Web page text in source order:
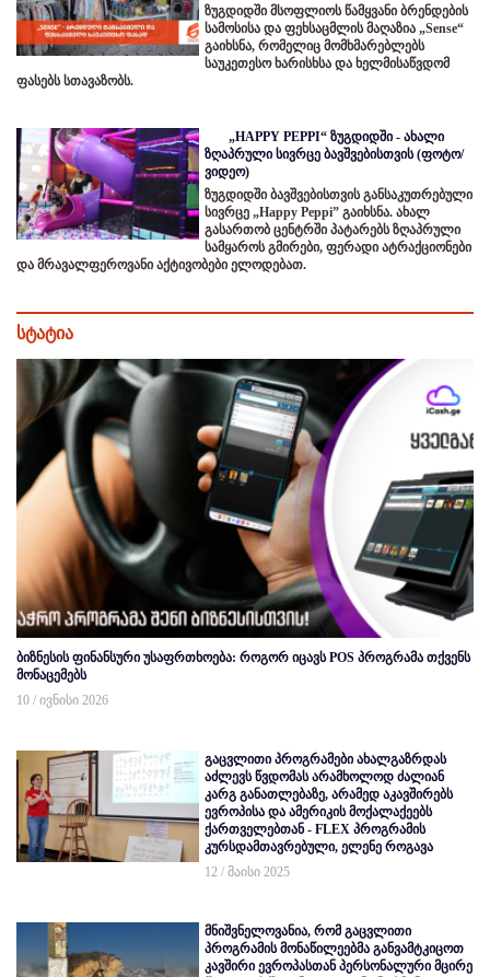
ზუგდიდში მსოფლიოს წამყვანი ბრენდების
სამოსისა და ფეხსაცმლის მაღაზია „Sense“
გაიხსნა, რომელიც მომხმარებლებს
საუკეთესო ხარისხსა და ხელმისაწვდომ
ფასებს სთავაზობს.
„HAPPY PEPPI“ ზუგდიდში - ახალი
ზღაპრული სივრცე ბავშვებისთვის (ფოტო/
ვიდეო)
ზუგდიდში ბავშვებისთვის განსაკუთრებული
სივრცე „Happy Peppi” გაიხსნა. ახალ
გასართობ ცენტრში პატარებს ზღაპრული
სამყაროს გმირები, ფერადი ატრაქციონები
და მრავალფეროვანი აქტივობები ელოდებათ.
სტატია
ბიზნესის ფინანსური უსაფრთხოება: როგორ იცავს POS პროგრამა თქვენს
მონაცემებს
10 / ივნისი 2026
გაცვლითი პროგრამები ახალგაზრდას
აძლევს წვდომას არამხოლოდ ძალიან
კარგ განათლებაზე, არამედ აკავშირებს
ევროპისა და ამერიკის მოქალაქეებს
ქართველებთან - FLEX პროგრამის
კურსდამთავრებული, ელენე როგავა
12 / მაისი 2025
მნიშვნელოვანია, რომ გაცვლითი
პროგრამის მონაწილეებმა განვამტკიცოთ
კავშირი ევროპასთან პერსონალური მცირე